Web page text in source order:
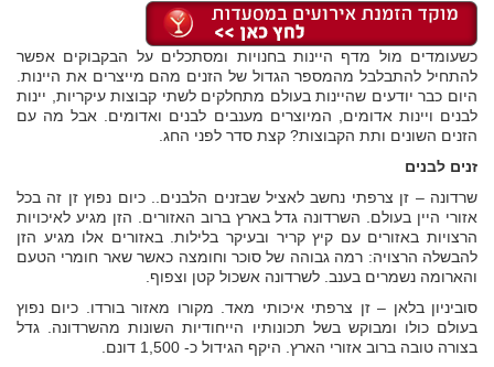
כשעומדים מול מדף היינות בחנויות ומסתכלים על הבקבוקים אפשר
להתחיל להתבלבל מהמספר הגדול של הזנים מהם מייצרים את היינות.
היום כבר יודעים שהיינות בעולם מתחלקים לשתי קבוצות עיקריות, יינות
לבנים ויינות אדומים, המיוצרים מענבים לבנים ואדומים. אבל מה עם
הזנים השונים ותת הקבוצות? קצת סדר לפני החג.
זנים לבנים
שרדונה – זן צרפתי נחשב לאציל שבזנים הלבנים.. כיום נפוץ זן זה בכל
אזורי היין בעולם. השרדונה גדל בארץ ברוב האזורים. הזן מגיע לאיכויות
הרצויות באזורים עם קיץ קריר ובעיקר בלילות. באזורים אלו מגיע הזן
להבשלה הרצויה: רמה גבוהה של סוכר וחומצה כאשר שאר חומרי הטעם
והארומה נשמרים בענב. לשרדונה אשכול קטן וצפוף.
סוביניון בלאן – זן צרפתי איכותי מאד. מקורו מאזור בורדו. כיום נפוץ
בעולם כולו ומבוקש בשל תכונותיו הייחודיות השונות מהשרדונה. גדל
בצורה טובה ברוב אזורי הארץ. היקף הגידול כ- 1,500 דונם.